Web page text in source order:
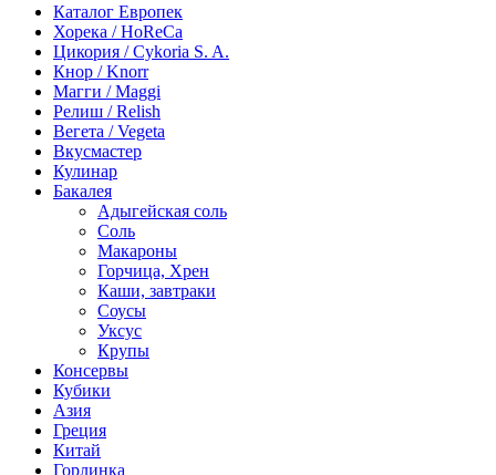
Каталог Европек
Хорека / HoReCa
Цикория / Cykoria S. A.
Кнор / Knorr
Магги / Maggi
Релиш / Relish
Вегета / Vegeta
Вкусмастер
Кулинар
Бакалея
Адыгейская соль
Соль
Макароны
Горчица, Хрен
Каши, завтраки
Соусы
Уксус
Крупы
Консервы
Кубики
Азия
Греция
Китай
Горлинка